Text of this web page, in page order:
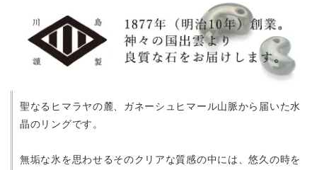
聖なるヒマラヤの麓、ガネーシュヒマール山脈から届いた水
晶のリングです。
無垢な氷を思わせるそのクリアな質感の中には、悠久の時を